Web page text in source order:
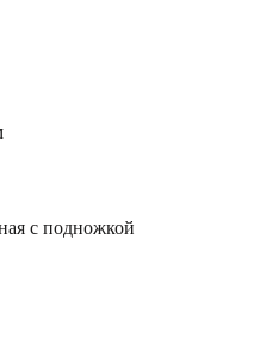
с подножкой